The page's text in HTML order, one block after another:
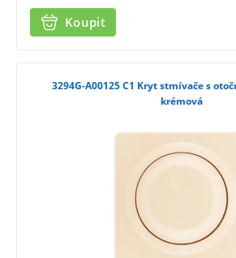
Koupit
3294G-A00125 C1 Kryt stmívače s otočným ovládáním,
krémová